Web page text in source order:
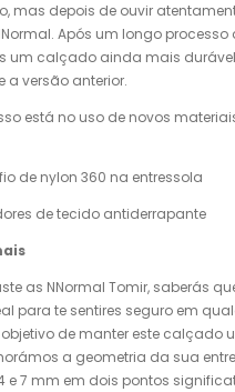
mas depois de ouvir
Após um longo processo
um calçado ainda mais
a versão anterior.
está no uso de novos
de nylon 360 na entressola
de tecido antiderrapante
as NNormal Tomir, saberás
para te sentires seguro em
objetivo de manter este calçado
a geometria da sua
e 7 mm em dois pontos